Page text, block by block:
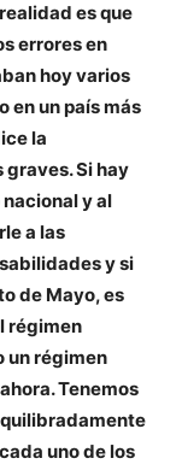
es que
errores en
hoy varios
en un país más
la
graves. Si hay
y al
a las
y si
de Mayo, es
régimen
un régimen
Tenemos
uno de los